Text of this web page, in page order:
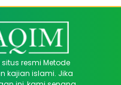
resmi Metode
kajian islami. Jika